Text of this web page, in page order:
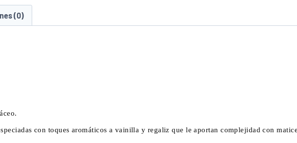
(0)
con toques aromáticos a vainilla y regaliz que le aportan complejidad con